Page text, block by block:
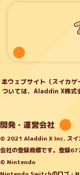
本ウェブサイト（スイカ
ついては、Aladdin X株式
開発・運営会社
© 2021 Aladdin X Inc. スイ
会社の登録商標です。登録
© Nintendo